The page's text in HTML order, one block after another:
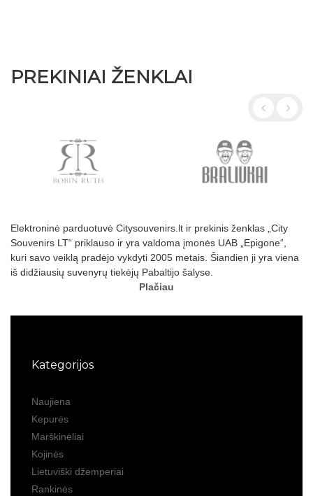
PREKINIAI ŽENKLAI
Elektroninė parduotuvė Citysouvenirs.lt ir prekinis ženklas „City
Souvenirs LT“ priklauso ir yra valdoma įmonės UAB „Epigone“,
kuri savo veiklą pradėjo vykdyti 2005 metais. Šiandien ji yra viena
iš didžiausių suvenyrų tiekėjų Pabaltijo šalyse.
Plačiau
Kategorijos
Naujiena
Kepurės
Marškinėliai
Kojinės
Lietuviški džemperiai
Rankinės